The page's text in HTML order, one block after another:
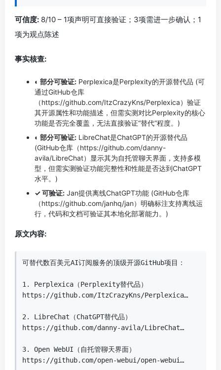
可信度: 8/10 – 1项声明可直接验证；3项需进一步确认；1
项为观点陈述
事实核查:
◐ 部分可验证: Perplexica是Perplexity的开源替代品 (可
通过GitHub仓库
（https://github.com/ItzCrazyKns/Perplexica）验证
其开源属性和功能描述，但需实测对比Perplexity的核心
功能是否完全覆盖，无法直接验证“替代”程度。)
◐ 部分可验证: LibreChat是ChatGPT的开源替代品
(GitHub仓库（https://github.com/danny-
avila/LibreChat）显示其为自托管聊天界面，支持多模
型，但需实测验证功能完整性和性能是否达到ChatGPT
水平。)
✓ 可验证: Jan提供离线ChatGPT功能 (GitHub仓库
（https://github.com/janhq/jan）明确标注支持离线运
行，代码和文档可验证其本地化部署能力。)
原文内容:
可替代数百美元AI订阅服务的顶级开源GitHub项目：
1. Perplexica（Perplexity替代品）
https://github.com/ItzCrazyKns/Perplexica…
2. LibreChat（ChatGPT替代品）
https://github.com/danny-avila/LibreChat…
3. Open WebUI（自托管聊天界面）
https://github.com/open-webui/open-webui…